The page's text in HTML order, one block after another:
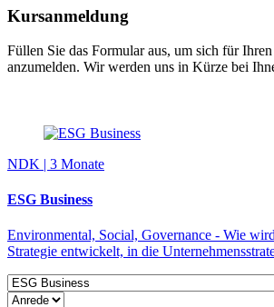
Kursanmeldung
Füllen Sie das Formular aus, um sich für
anzumelden. Wir werden uns in Kürze bei
NDK | 3 Monate
ESG Business
Environmental, Social, Governance - Wie
Strategie entwickelt, in die